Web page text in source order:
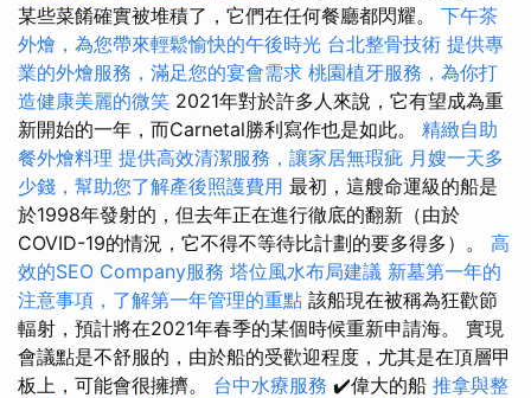
某些菜餚確實被堆積了，它們在任何餐廳都閃耀。 下午茶
外燴，為您帶來輕鬆愉快的午後時光 台北整骨技術 提供專
業的外燴服務，滿足您的宴會需求 桃園植牙服務，為你打
造健康美麗的微笑 2021年對於許多人來說，它有望成為重
新開始的一年，而Carnetal勝利寫作也是如此。 精緻自助
餐外燴料理 提供高效清潔服務，讓家居無瑕疵 月嫂一天多
少錢，幫助您了解產後照護費用 最初，這艘命運級的船是
於1998年發射的，但去年正在進行徹底的翻新（由於
COVID-19的情況，它不得不等待比計劃的要多得多）。 高
效的SEO Company服務 塔位風水布局建議 新墓第一年的
注意事項，了解第一年管理的重點 該船現在被稱為狂歡節
輻射，預計將在2021年春季的某個時候重新申請海。 實現
會議點是不舒服的，由於船的受歡迎程度，尤其是在頂層甲
板上，可能會很擁擠。 台中水療服務 ✔️偉大的船 推拿與整